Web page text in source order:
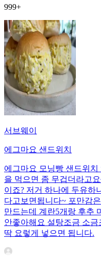
999+
서브웨이
에그마요 샌드위치
에그마요 모닝빵 샌드위
을 먹으면 좀 무겁더라고
이죠? 저거 하나에 두유하
다고보면됩니다~ 포만감
만드는데 계란5개랑 후추
안좋아해요 설탕조금 소
딱 요렇게 넣으면 됩니다.